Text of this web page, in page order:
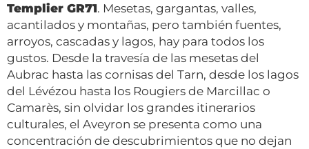
Templier GR71. Mesetas, gargantas, valles,
acantilados y montañas, pero también fuentes,
arroyos, cascadas y lagos, hay para todos los
gustos. Desde la travesía de las mesetas del
Aubrac hasta las cornisas del Tarn, desde los lagos
del Lévézou hasta los Rougiers de Marcillac o
Camarès, sin olvidar los grandes itinerarios
culturales, el Aveyron se presenta como una
concentración de descubrimientos que no dejan